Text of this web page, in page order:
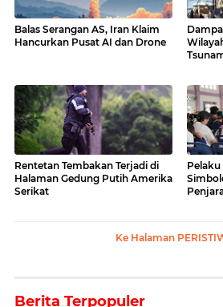
Balas Serangan AS, Iran Klaim
Hancurkan Pusat AI dan Drone
Rentetan Tembakan Terjadi di
Halaman Gedung Putih Amerika
Serikat
Ke Halaman
Berita Terpopuler